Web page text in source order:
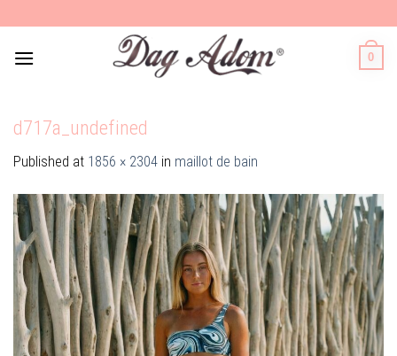
to
content
0
d717a_undefined
Published at 1856 × 2304 in maillot de bain